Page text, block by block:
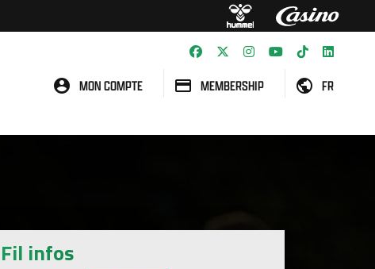
MON COMPTE MEMBERSHIP FR
Fil infos